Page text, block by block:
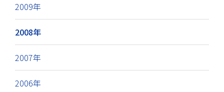
2009年
2008年
2007年
2006年